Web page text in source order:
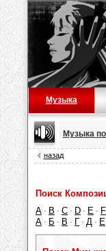
Музыка
Музыка
назад
Поиск
A · B · C · D · E · F
А · Б · В · Г · Д · Е